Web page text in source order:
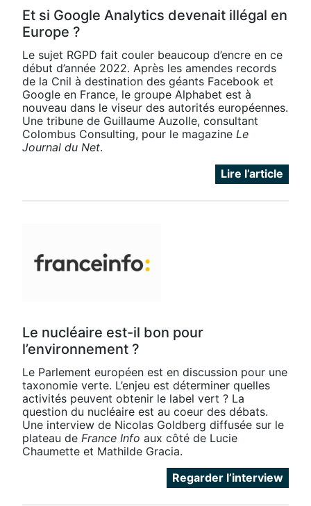
Et si Google Analytics devenait illégal en
Europe ?
Le sujet RGPD fait couler beaucoup d’encre en ce
début d’année 2022. Après les amendes records
de la Cnil à destination des géants Facebook et
Google en France, le groupe Alphabet est à
nouveau dans le viseur des autorités européennes.
Une tribune de Guillaume Auzolle, consultant
Colombus Consulting, pour le magazine Le
Journal du Net.
Lire l’article
Le nucléaire est-il bon pour
l’environnement ?
Le Parlement européen est en discussion pour une
taxonomie verte. L’enjeu est déterminer quelles
activités peuvent obtenir le label vert ? La
question du nucléaire est au coeur des débats.
Une interview de Nicolas Goldberg diffusée sur le
plateau de France Info aux côté de Lucie
Chaumette et Mathilde Gracia.
Regarder l’interview